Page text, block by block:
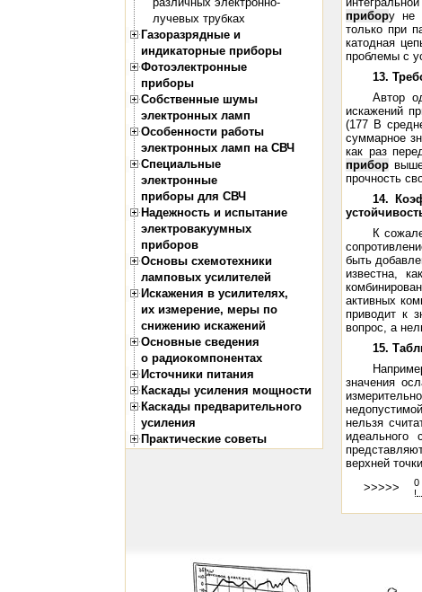
лучевых трубках
Газоразрядные и
индикаторные приборы
Фотоэлектронные
приборы
Собственные шумы
электронных ламп
Особенности работы
электронных ламп на СВЧ
Специальные
электронные
приборы для СВЧ
Надежность и испытание
электровакуумных
приборов
Основы схемотехники
ламповых усилителей
Искажения в усилителях,
их измерение, меры по
снижению искажений
Основные сведения
о радиокомпонентах
Источники питания
Каскады усиления мощности
Каскады предварительного
усиления
Практические советы
прибору не
только при
катодная
проблемы с
13.
Автор
искажений
(177 В
суммарное
как раз
прибор
прочность
14.
К
быть
известна,
активных
приводит к
вопрос, а
15.
значения
нельзя
идеального
верхней
>>>>>
0
!.